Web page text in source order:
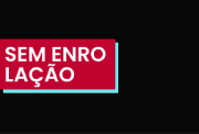
o
conteúdo